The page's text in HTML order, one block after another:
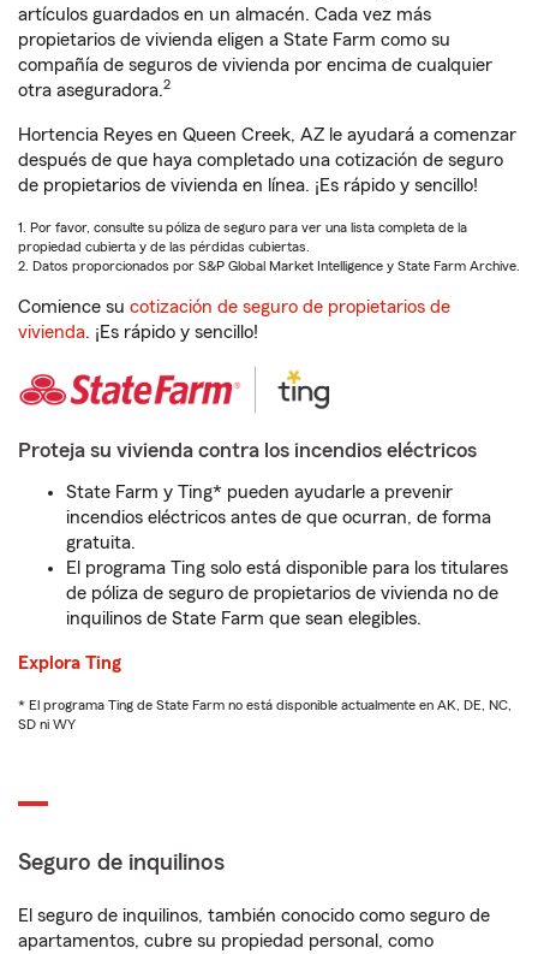
artículos guardados en un almacén. Cada vez más
propietarios de vivienda eligen a State Farm como su
compañía de seguros de vivienda por encima de cualquier
otra aseguradora.2
Hortencia Reyes en Queen Creek, AZ le ayudará a comenzar
después de que haya completado una cotización de seguro
de propietarios de vivienda en línea. ¡Es rápido y sencillo!
1. Por favor, consulte su póliza de seguro para ver una lista completa de la
propiedad cubierta y de las pérdidas cubiertas.
2. Datos proporcionados por S&P Global Market Intelligence y State Farm Archive.
Comience su cotización de seguro de propietarios de
vivienda. ¡Es rápido y sencillo!
Proteja su vivienda contra los incendios eléctricos
State Farm y Ting* pueden ayudarle a prevenir
incendios eléctricos antes de que ocurran, de forma
gratuita.
El programa Ting solo está disponible para los titulares
de póliza de seguro de propietarios de vivienda no de
inquilinos de State Farm que sean elegibles.
Explora Ting
* El programa Ting de State Farm no está disponible actualmente en AK, DE, NC,
SD ni WY
Seguro de inquilinos
El seguro de inquilinos, también conocido como seguro de
apartamentos, cubre su propiedad personal, como